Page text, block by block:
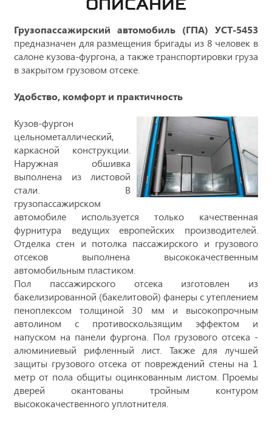
ОПИСАНИЕ
Грузопассажирский автомобиль (ГПА) УСТ-5453
предназначен для размещения бригады из 8 человек в
салоне кузова-фургона, а также транспортировки груза
в закрытом грузовом отсеке.
Удобство, комфорт и практичность
Кузов-фургон
цельнометаллический,
каркасной конструкции.
Наружная обшивка
выполнена из листовой
стали. В
грузопассажирском
автомобиле используется только качественная
фурнитура ведущих европейских производителей.
Отделка стен и потолка пассажирского и грузового
отсеков выполнена высококачественным
автомобильным пластиком.
Пол пассажирского отсека изготовлен из
бакелизированной (бакелитовой) фанеры с утеплением
пеноплексом толщиной 30 мм и высокопрочным
автолином с противоскользящим эффектом и
напуском на панели фургона. Пол грузового отсека -
алюминиевый рифленный лист. Также для лучшей
защиты грузового отсека от повреждений стены на 1
метр от пола общиты оцинкованным листом. Проемы
дверей окантованы тройным контуром
высококачественного уплотнителя.